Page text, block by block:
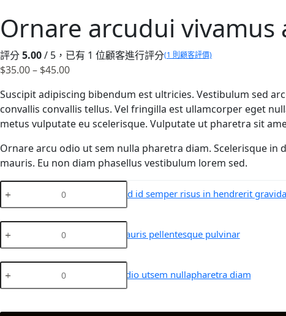
Ornare arcudui
評分5.00/ 5，已有 1 位顧客進行評分(1 則顧客評價)
$35.00– $45.00價
範
圍：
$35.00
到
$45.00
Suscipit adipiscing bibendum est ultricies. Vestibulum sed
convallis convallis tellus. Vel fringilla est ullamcorper eget
metus vulputate eu scelerisque. Vulputate ut pharetra sit
Ornare arcu odio ut sem nulla pharetra diam. Scelerisque
mauris. Eu non diam phasellus vestibulum lorem sed.
nunc
semper
hendrerit
Mollis nunc sed id semper risus in hendrerit gravida
mauris
數
Scelerisque mauris pellentesque pulvinar
arcu
Ornare arcu odio utsem nullapharetra diam